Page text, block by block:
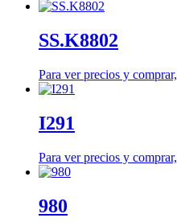
SS.K8802
Para ver precios y comprar,
I291
Para ver precios y comprar,
980